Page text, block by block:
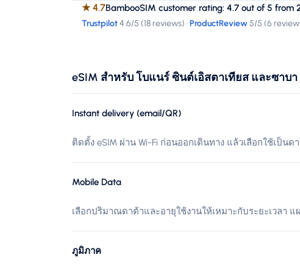
★4.7BambooSIM customer rating: 4.7 out of 5 from
Trustpilot4.6/5 (18 reviews) ·ProductReview5/5 (6
eSIM สำหรับ โบแนร์ ซินต์เอิสตาเทียส และซาบา
Instant delivery (email/QR)
ติดตั้ง eSIM ผ่าน Wi-Fi ก่อนออกเดินทาง แล้วเลือกใช้เป็น
Mobile Data
เลือกปริมาณดาต้าและอายุใช้งานให้เหมาะกับระยะเวลา
ภูมิภาค